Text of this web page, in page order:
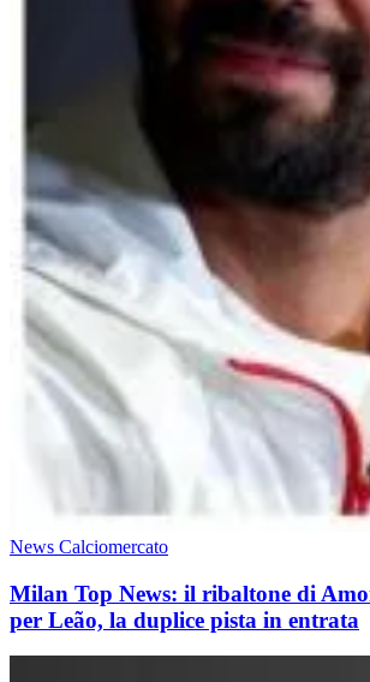
News Calciomercato
Milan Top News: il ribaltone di
per Leão, la duplice pista in entrata